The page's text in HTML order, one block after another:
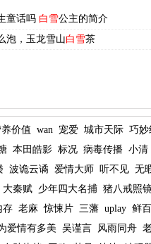
童话吗 白雪公主的简介
泡，玉龙雪山白雪茶
价值 wan 宠爱 城市天际 巧妙
本田皓影 标况 病毒传播 小清
波诡云谲 爱情大师 听不见 无
大秦赋 少年四大名捕 猪八戒照
存 老麻 惊悚片 三藩 uplay 鲜
爱情有多美 吴谨言 风雨同舟